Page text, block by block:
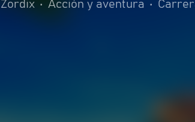
Zordix • Acción y aventura •